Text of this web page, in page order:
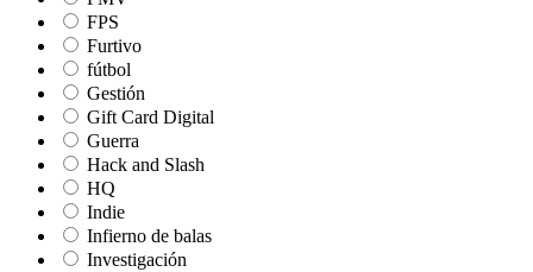
FPS
Furtivo
fútbol
Gestión
Gift Card Digital
Guerra
Hack and Slash
HQ
Indie
Infierno de balas
Investigación